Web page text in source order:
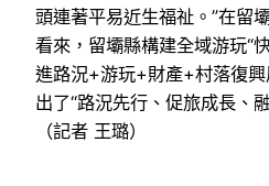
頭連著平易近生福祉。”在留
看來，留壩縣構建全域游玩“
進路況+游玩+財產+村落復
出了“路況先行、促旅成長、
（記者 王璐）